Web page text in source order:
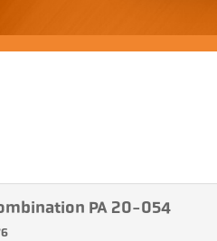
PA 20-054